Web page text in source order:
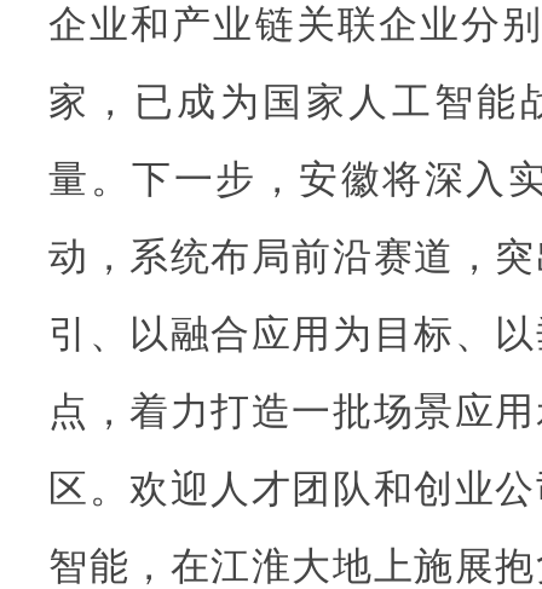
企业和产业链关联企业分
家，已成为国家人工智能
量。下一步，安徽将深入
动，系统布局前沿赛道，
引、以融合应用为目标、
点，着力打造一批场景应
区。欢迎人才团队和创业
智能，在江淮大地上施展